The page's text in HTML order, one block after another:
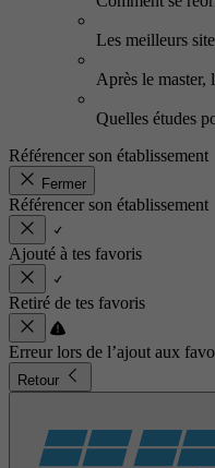
Les meilleurs
Après le
Quelles études
Référencer son établissement
Fermer
Référencer son établissement
Ajouté à tes favoris
Retiré de tes favoris
Erreur lors de l’ajout aux
Retour